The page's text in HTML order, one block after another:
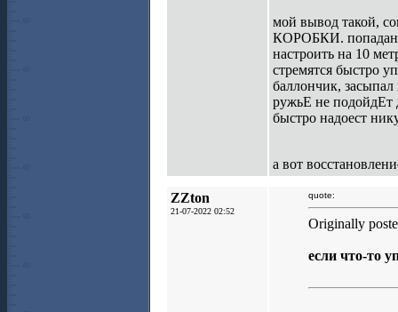
мой вывод такой,
КОРОБКИ.
настроить на 10
стремятся быстро
баллончик, засыпал
ружьЕ не подойдЕт
быстро надоест
а вот
ZZton
21-07-2022 02:52
quote:
Originally
если что-то